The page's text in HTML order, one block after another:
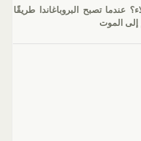
عندما تصبح البروباغاندا طريقًا
إلى الموت